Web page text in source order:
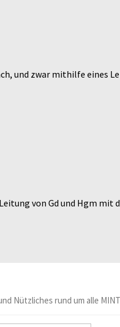
und zwar mithilfe eines
von Gd und Hgm mit
Nützliches rund um alle